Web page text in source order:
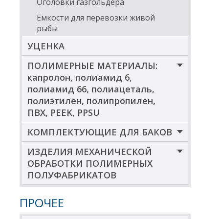
Емкости для перевозки живой
рыбы
УЦЕНКА
ПОЛИМЕРНЫЕ МАТЕРИАЛЫ:
капролон, полиамид 6,
полиамид 66, полиацеталь,
полиэтилен, полипропилен,
ПВХ, PEEK, PPSU
КОМПЛЕКТУЮЩИЕ ДЛЯ БАКОВ
ИЗДЕЛИЯ МЕХАНИЧЕСКОЙ
ОБРАБОТКИ ПОЛИМЕРНЫХ
ПОЛУФАБРИКАТОВ
ПРОЧЕЕ